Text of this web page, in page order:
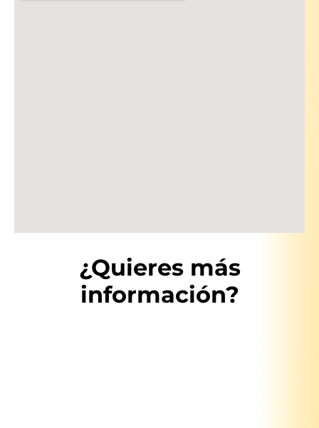
¿Quieres más
información?